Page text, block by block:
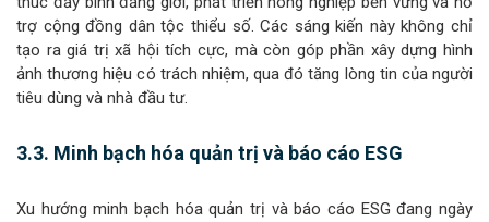
trợ cộng đồng dân tộc thiểu số. Các sáng kiến này không chỉ
tạo ra giá trị xã hội tích cực, mà còn góp phần xây dựng hình
ảnh thương hiệu có trách nhiệm, qua đó tăng lòng tin của người
tiêu dùng và nhà đầu tư.
3.3. Minh bạch hóa quản trị và báo cáo ESG
Xu hướng minh bạch hóa quản trị và báo cáo ESG đang ngày